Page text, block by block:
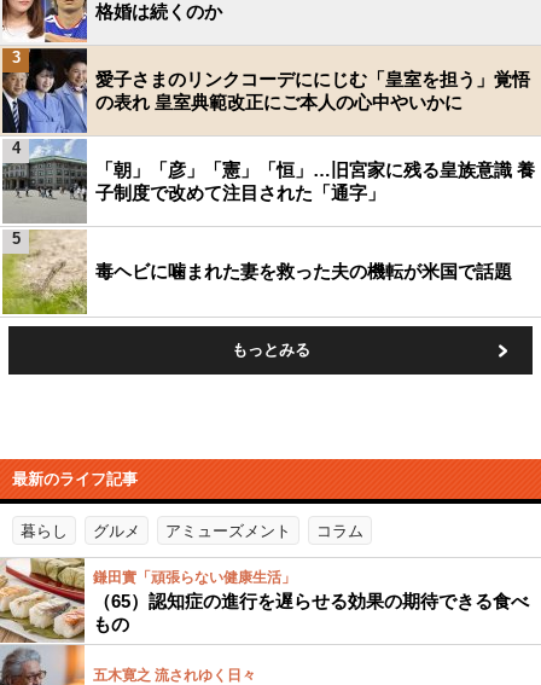
格婚は続くのか
愛子さまのリンクコーデににじむ「皇室を担う」覚悟
の表れ 皇室典範改正にご本人の心中やいかに
3
「朝」「彦」「憲」「恒」…旧宮家に残る皇族意識 養
子制度で改めて注目された「通字」
4
毒ヘビに噛まれた妻を救った夫の機転が米国で話題
5
もっとみる
最新のライフ記事
暮らし グルメ アミューズメント コラム
鎌田實「頑張らない健康生活」
（65）認知症の進行を遅らせる効果の期待できる食べ
もの
五木寛之 流されゆく日々